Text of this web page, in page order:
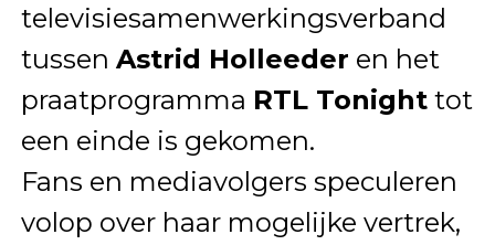
televisiesamenwerkingsverband
tussen Astrid Holleeder en het
praatprogramma RTL Tonighttot
een einde is gekomen.
Fans en mediavolgers speculeren
volop over haar mogelijke vertrek,